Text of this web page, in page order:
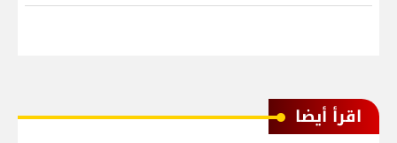
اقرأ أيضا